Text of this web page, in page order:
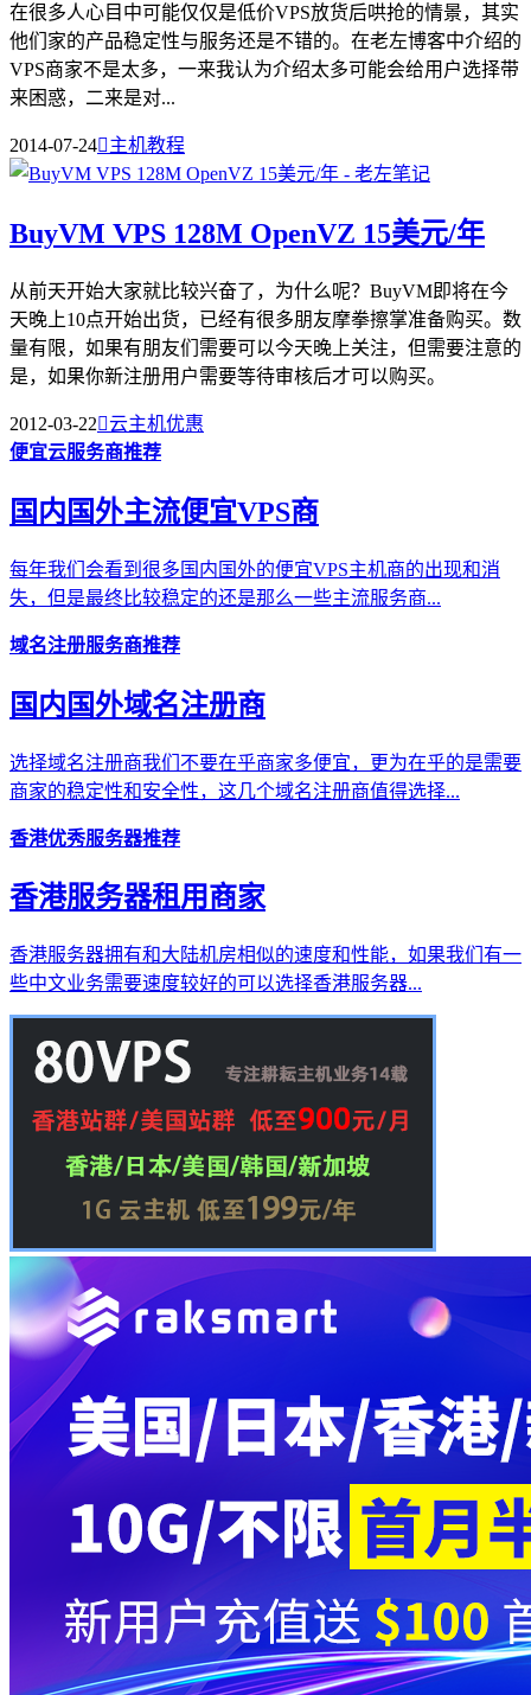
在很多人心目中可能仅仅是低价VPS放货后哄抢的情景，其实
他们家的产品稳定性与服务还是不错的。在老左博客中介绍的
VPS商家不是太多，一来我认为介绍太多可能会给用户选择带
来困惑，二来是对...
2014-07-24主机教程
BuyVM VPS 128M OpenVZ 15美元/年
从前天开始大家就比较兴奋了，为什么呢？BuyVM即将在今
天晚上10点开始出货，已经有很多朋友摩拳擦掌准备购买。数
量有限，如果有朋友们需要可以今天晚上关注，但需要注意的
是，如果你新注册用户需要等待审核后才可以购买。
2012-03-22云主机优惠
便宜云服务商推荐
国内国外主流便宜VPS商
每年我们会看到很多国内国外的便宜VPS主机商的出现和消
失，但是最终比较稳定的还是那么一些主流服务商...
域名注册服务商推荐
国内国外域名注册商
选择域名注册商我们不要在乎商家多便宜，更为在乎的是需要
商家的稳定性和安全性，这几个域名注册商值得选择...
香港优秀服务器推荐
香港服务器租用商家
香港服务器拥有和大陆机房相似的速度和性能，如果我们有一
些中文业务需要速度较好的可以选择香港服务器...